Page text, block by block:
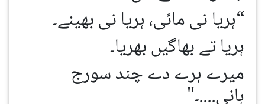
“ہریا نی مائی، ہریا نی بھینے۔
ہریا تے بھاگیں بھریا۔
میرے ہرے دے چند سورج
ہانی....۔"